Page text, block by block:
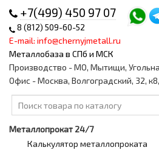
+7(499) 450 97 07
8 (812) 509-60-52
E-mail: info@chernyjmetall.ru
Металлобаза в СПб и МСК
Производство - МО, Мытищи,
Офис - Москва, Волгоградский, 32,
Металлопрокат 24/7
Калькулятор металлопроката